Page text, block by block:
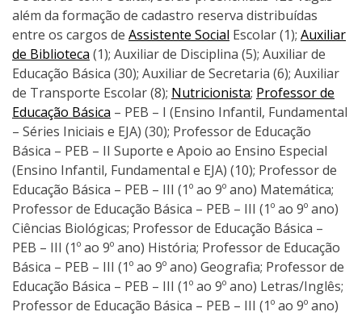
além da formação de cadastro reserva distribuídas
entre os cargos de Assistente Social Escolar (1); Auxiliar
de Biblioteca (1); Auxiliar de Disciplina (5); Auxiliar de
Educação Básica (30); Auxiliar de Secretaria (6); Auxiliar
de Transporte Escolar (8); Nutricionista; Professor de
Educação Básica – PEB – I (Ensino Infantil, Fundamental
– Séries Iniciais e EJA) (30); Professor de Educação
Básica – PEB – II Suporte e Apoio ao Ensino Especial
(Ensino Infantil, Fundamental e EJA) (10); Professor de
Educação Básica – PEB – III (1º ao 9º ano) Matemática;
Professor de Educação Básica – PEB – III (1º ao 9º ano)
Ciências Biológicas; Professor de Educação Básica –
PEB – III (1º ao 9º ano) História; Professor de Educação
Básica – PEB – III (1º ao 9º ano) Geografia; Professor de
Educação Básica – PEB – III (1º ao 9º ano) Letras/Inglês;
Professor de Educação Básica – PEB – III (1º ao 9º ano)